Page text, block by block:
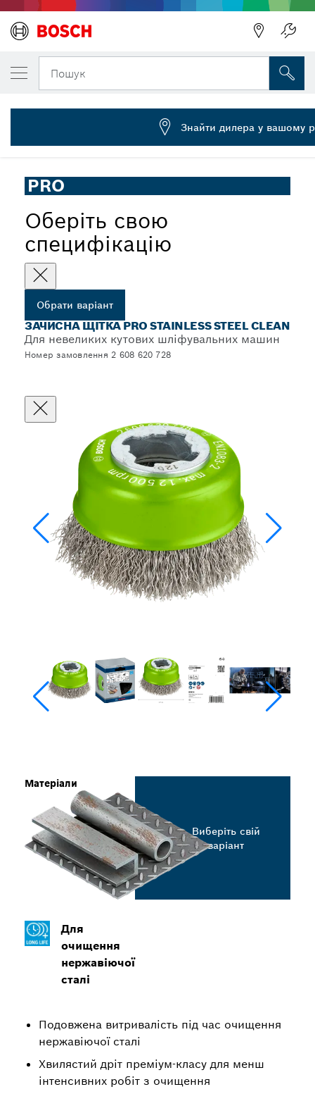
Пошук
...
Зачисна щітка PRO Stainless Steel clean, хвилястий дріт,
для невеликих кутових шліфувальних машин, X-Lock
PRO
Оберіть свою
специфікацію
Обрати варіант
ЗАЧИСНА ЩІТКА PRO STAINLESS STEEL CLEAN
Для невеликих кутових шліфувальних машин
Номер замовлення 2 608 620 728
Для
очищення
нержавіючої
сталі
Подовжена витривалість під час очищення
нержавіючої сталі
Хвилястий дріт преміум-класу для менш
інтенсивних робіт з очищення
Матеріали
Виберіть свій
варіант
ОБРАНИЙ ВАРІАНТ
Зачисна щітка PRO Stainless Steel clean
2 608 620 728
Знайти дилера у вашому